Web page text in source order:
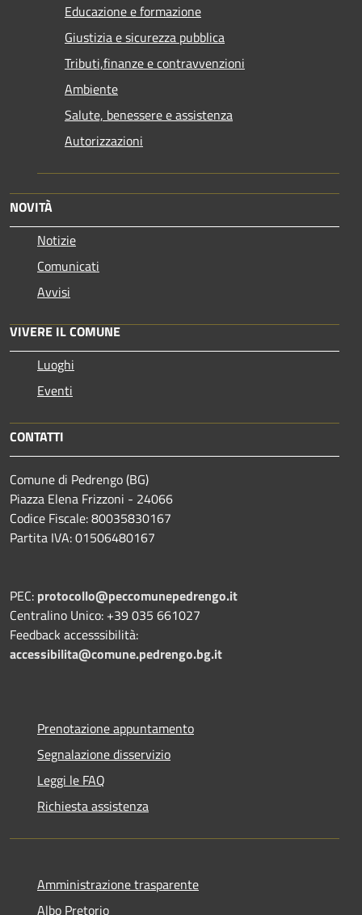
Educazione e formazione
Giustizia e sicurezza pubblica
Tributi,finanze e contravvenzioni
Ambiente
Salute, benessere e assistenza
Autorizzazioni
NOVITÀ
Notizie
Comunicati
Avvisi
VIVERE IL COMUNE
Luoghi
Eventi
CONTATTI
Comune di Pedrengo (BG)
Piazza Elena Frizzoni - 24066
Codice Fiscale: 80035830167
Partita IVA: 01506480167
PEC: protocollo@peccomunepedrengo.it
Centralino Unico: +39 035 661027
Feedback accesssibilità:
accessibilita@comune.pedrengo.bg.it
Prenotazione appuntamento
Segnalazione disservizio
Leggi le FAQ
Richiesta assistenza
Amministrazione trasparente
Albo Pretorio